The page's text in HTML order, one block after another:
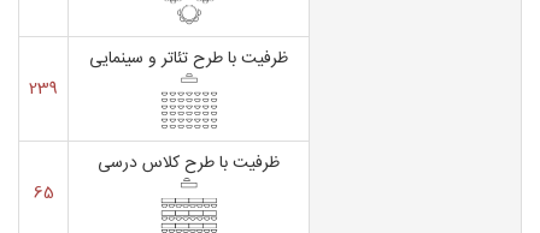
ظرفیت با طرح تئاتر و سینمایی
239
ظرفیت با طرح کلاس درسی
65